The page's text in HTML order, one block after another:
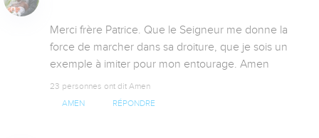
Merci frère Patrice. Que le Seigneur me donne la
force de marcher dans sa droiture, que je sois un
exemple à imiter pour mon entourage. Amen
23 personnes ont dit Amen
AMEN RÉPONDRE